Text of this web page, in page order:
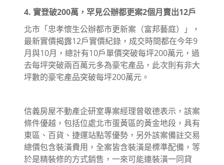
4. 實登破200萬，罕見公辦都更案2個月賣出12戶
北市「忠孝懷生公辦都市更新案（富邦藝庭）」，
最新實價揭露12戶實價紀錄，成交時間都在今年9
月與10月，總計有10戶單價突破每坪200萬元，過
去每坪突破兩百萬元多為豪宅產品，此次則有非大
坪數的豪宅產品突破每坪200萬元。
信義房屋不動產企研室專案經理曾敬德表示，該案
條件優越，包括位處北市蛋黃區的黃金地段，具有
東區、百貨、捷運站點等優勢，另外該案備註交易
總價包含裝潢費用，全案皆含裝潢是標準配備，等
於是精裝修的方式銷售，一來可能連裝潢一同貸